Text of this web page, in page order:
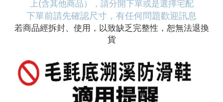
上(含其他商品） ，請分開下單或是選擇宅配
下單前請先確認尺寸，有任何問題歡迎訊息
若商品經拆封、使用，以致缺乏完整性，恕無法退換
貨